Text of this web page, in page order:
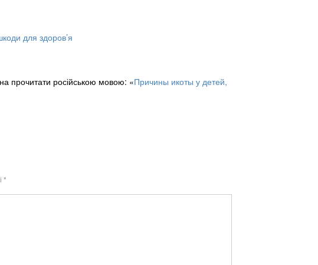
для здоров’я
прочитати російською мовою: «Причины икоты у детей,
*